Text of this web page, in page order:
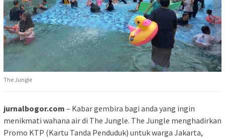
The Jungle
jurnalbogor.com – Kabar gembira bagi anda yang ingin
menikmati wahana air di The Jungle. The Jungle menghadirkan
Promo KTP (Kartu Tanda Penduduk) untuk warga Jakarta,